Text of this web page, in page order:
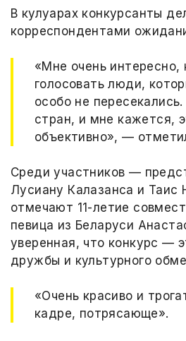
В кулуарах конкурсанты
корреспондентами
«Мне очень интересно,
голосовать люди,
особо не
стран, и мне кажется,
объективно», —
Среди участников —
Лусиану Калазанса и Таис
отмечают 11-летие
певица из Беларуси
уверенная, что конкурс —
дружбы и культурного
«Очень красиво и
кадре, потрясающе».